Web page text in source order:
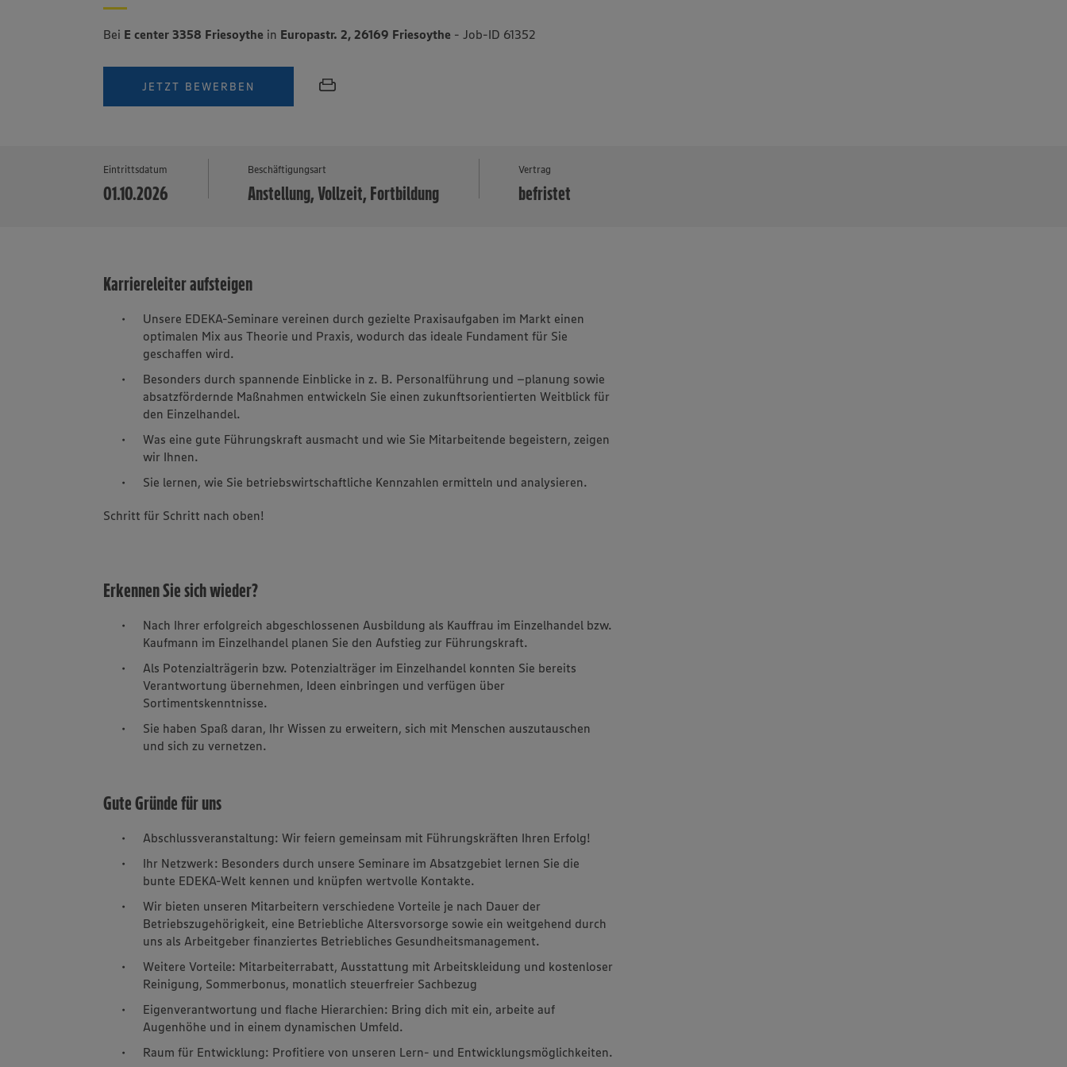
Bei E center 3358 Friesoythe in Europastr. 2, 26169 Friesoythe - Job-ID 61352
JETZT BEWERBEN
Eintrittsdatum
01.10.2026
Beschäftigungsart
Anstellung, Vollzeit, Fortbildung
Vertrag
befristet
Karriereleiter aufsteigen
Unsere EDEKA-Seminare vereinen durch gezielte Praxisaufgaben im Markt einen
optimalen Mix aus Theorie und Praxis, wodurch das ideale Fundament für Sie
geschaffen wird.
Besonders durch spannende Einblicke in z. B. Personalführung und –planung sowie
absatzfördernde Maßnahmen entwickeln Sie einen zukunftsorientierten Weitblick für
den Einzelhandel.
Was eine gute Führungskraft ausmacht und wie Sie Mitarbeitende begeistern, zeigen
wir Ihnen.
Sie lernen, wie Sie betriebswirtschaftliche Kennzahlen ermitteln und analysieren.
Schritt für Schritt nach oben!
Erkennen Sie sich wieder?
Nach Ihrer erfolgreich abgeschlossenen Ausbildung als Kauffrau im Einzelhandel bzw.
Kaufmann im Einzelhandel planen Sie den Aufstieg zur Führungskraft.
Als Potenzialträgerin bzw. Potenzialträger im Einzelhandel konnten Sie bereits
Verantwortung übernehmen, Ideen einbringen und verfügen über
Sortimentskenntnisse.
Sie haben Spaß daran, Ihr Wissen zu erweitern, sich mit Menschen auszutauschen
und sich zu vernetzen.
Gute Gründe für uns
Abschlussveranstaltung: Wir feiern gemeinsam mit Führungskräften Ihren Erfolg!
Ihr Netzwerk: Besonders durch unsere Seminare im Absatzgebiet lernen Sie die
bunte EDEKA-Welt kennen und knüpfen wertvolle Kontakte.
Wir bieten unseren Mitarbeitern verschiedene Vorteile je nach Dauer der
Betriebszugehörigkeit, eine Betriebliche Altersvorsorge sowie ein weitgehend durch
uns als Arbeitgeber finanziertes Betriebliches Gesundheitsmanagement.
Weitere Vorteile: Mitarbeiterrabatt, Ausstattung mit Arbeitskleidung und kostenloser
Reinigung, Sommerbonus, monatlich steuerfreier Sachbezug
Eigenverantwortung und flache Hierarchien: Bring dich mit ein, arbeite auf
Augenhöhe und in einem dynamischen Umfeld.
Raum für Entwicklung: Profitiere von unseren Lern- und Entwicklungsmöglichkeiten.